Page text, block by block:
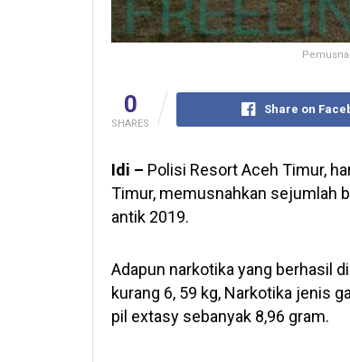
0
SHARES
Share on
Idi – Polisi Resort Aceh Timur,
Timur, memusnahkan sejumlah
antik 2019.
Adapun narkotika yang berhasil
kurang 6, 59 kg, Narkotika jenis
pil extasy sebanyak 8,96 gram.